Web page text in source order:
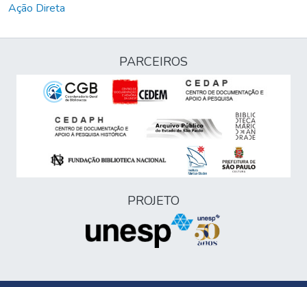
Ação Direta
PARCEIROS
PROJETO